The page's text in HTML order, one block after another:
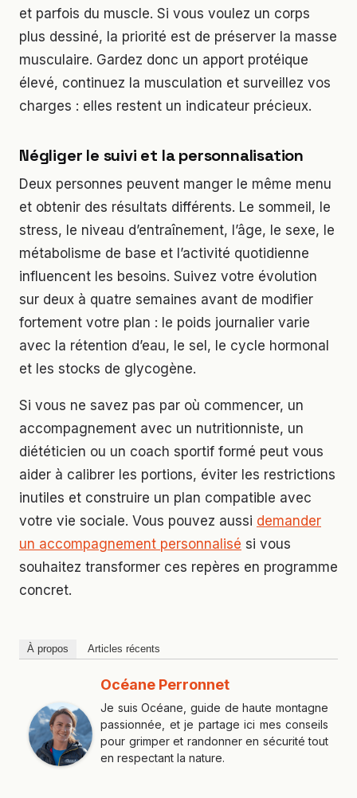
et parfois du muscle. Si vous voulez un corps
plus dessiné, la priorité est de préserver la masse
musculaire. Gardez donc un apport protéique
élevé, continuez la musculation et surveillez vos
charges : elles restent un indicateur précieux.
Négliger le suivi et la personnalisation
Deux personnes peuvent manger le même menu
et obtenir des résultats différents. Le sommeil, le
stress, le niveau d’entraînement, l’âge, le sexe, le
métabolisme de base et l’activité quotidienne
influencent les besoins. Suivez votre évolution
sur deux à quatre semaines avant de modifier
fortement votre plan : le poids journalier varie
avec la rétention d’eau, le sel, le cycle hormonal
et les stocks de glycogène.
Si vous ne savez pas par où commencer, un
accompagnement avec un nutritionniste, un
diététicien ou un coach sportif formé peut vous
aider à calibrer les portions, éviter les restrictions
inutiles et construire un plan compatible avec
votre vie sociale. Vous pouvez aussi demander
un accompagnement personnalisé si vous
souhaitez transformer ces repères en programme
concret.
À propos Articles récents
Océane Perronnet
Je suis Océane, guide de haute montagne
passionnée, et je partage ici mes conseils
pour grimper et randonner en sécurité tout
en respectant la nature.